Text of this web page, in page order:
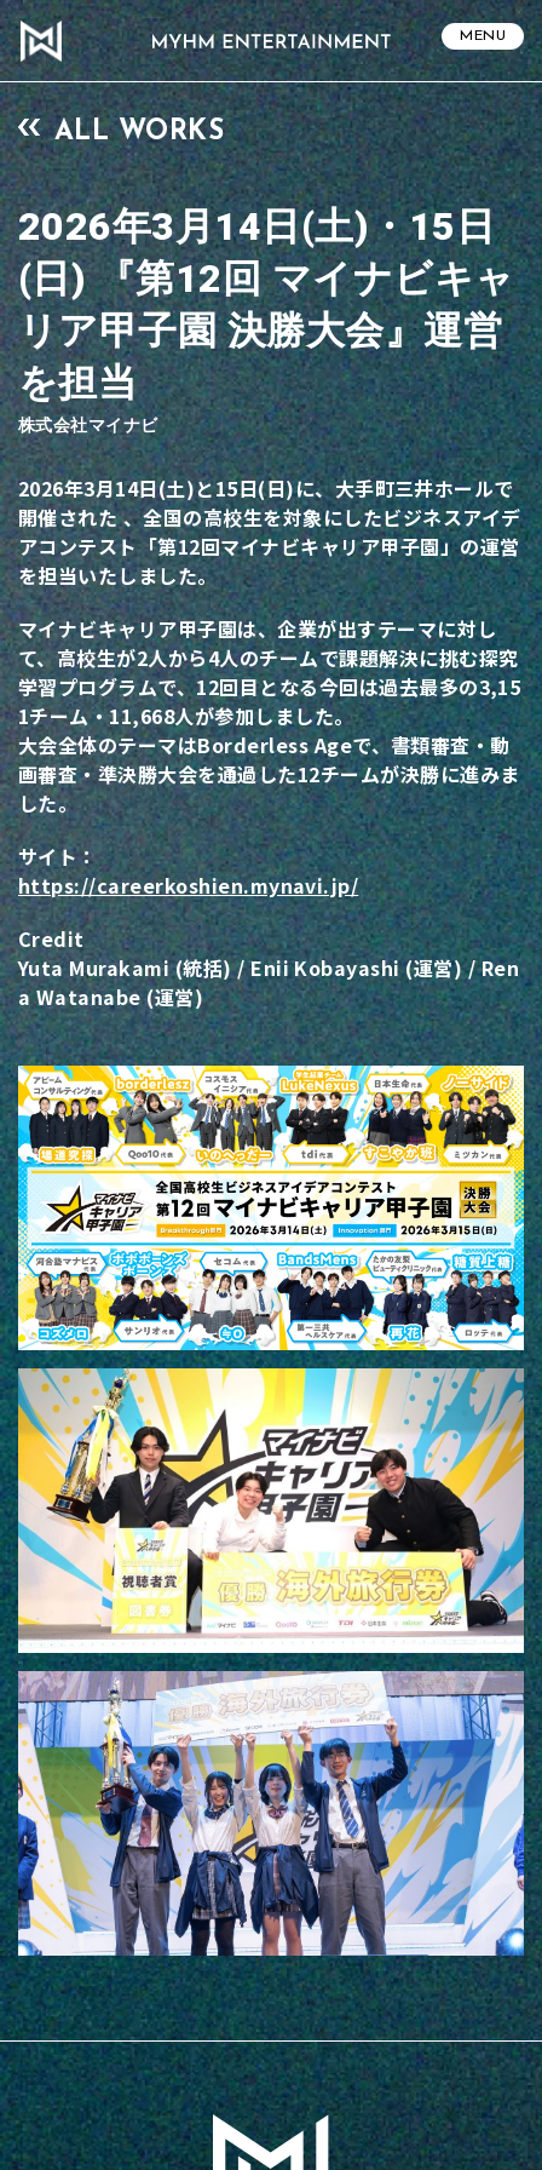
MENU
ALL WORKS
2026年3月14日(土)・15日
(日) 『第12回 マイナビキャ
リア甲子園 決勝大会』運営
を担当
株式会社マイナビ
2026年3月14日(土)と15日(日)に、大手町三井ホールで
開催された 、全国の高校生を対象にしたビジネスアイデ
アコンテスト「第12回マイナビキャリア甲子園」の運営
を担当いたしました。
マイナビキャリア甲子園は、企業が出すテーマに対し
て、高校生が2人から4人のチームで課題解決に挑む探究
学習プログラムで、12回目となる今回は過去最多の3,15
1チーム・11,668人が参加しました。
大会全体のテーマはBorderless Ageで、書類審査・動
画審査・準決勝大会を通過した12チームが決勝に進みま
した。
サイト：
https://careerkoshien.mynavi.jp/
Credit
Yuta Murakami (統括) / Enii Kobayashi (運営) / Ren
a Watanabe (運営)